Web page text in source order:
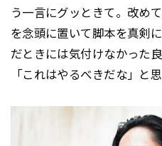
う一言にグッときて。改め
を念頭に置いて脚本を真剣
だときには気付けなかった
「これはやるべきだな」と